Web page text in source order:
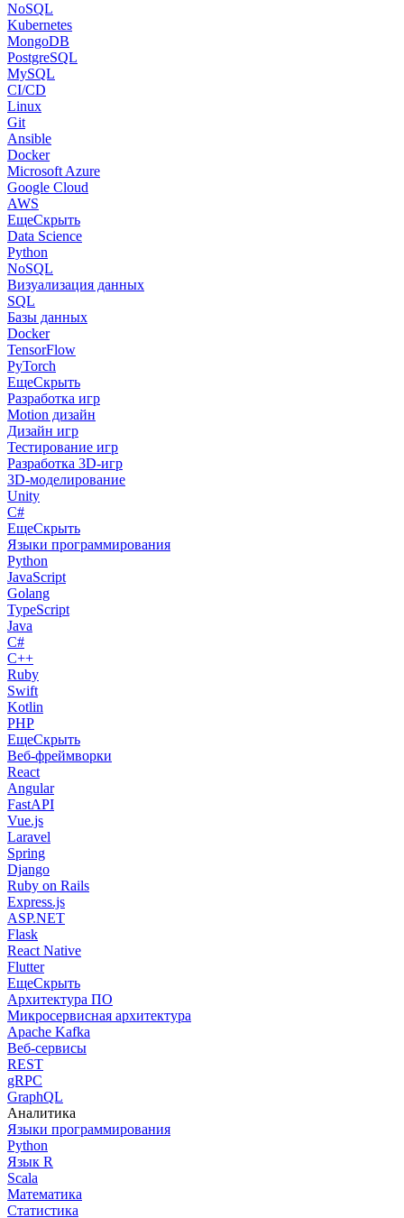
NoSQL
Kubernetes
MongoDB
PostgreSQL
MySQL
CI/CD
Linux
Git
Ansible
Docker
Microsoft Azure
Google Cloud
AWS
ЕщеСкрыть
Data Science
Python
NoSQL
Визуализация данных
SQL
Базы данных
Docker
TensorFlow
PyTorch
ЕщеСкрыть
Разработка игр
Motion дизайн
Дизайн игр
Тестирование игр
Разработка 3D-игр
3D-моделирование
Unity
C#
ЕщеСкрыть
Языки программирования
Python
JavaScript
Golang
TypeScript
Java
C#
C++
Ruby
Swift
Kotlin
PHP
ЕщеСкрыть
Веб-фреймворки
React
Angular
FastAPI
Vue.js
Laravel
Spring
Django
Ruby on Rails
Express.js
ASP.NET
Flask
React Native
Flutter
ЕщеСкрыть
Архитектура ПО
Микросервисная архитектура
Apache Kafka
Веб-сервисы
REST
gRPC
GraphQL
Аналитика
Языки программирования
Python
Язык R
Scala
Математика
Статистика